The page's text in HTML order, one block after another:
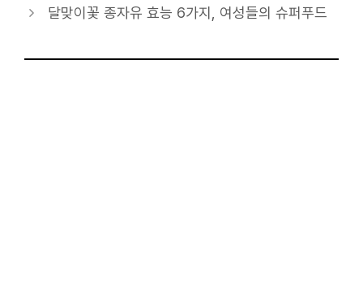
고
달맞이꽃 종자유 효능 6가지, 여성들의 슈퍼푸드